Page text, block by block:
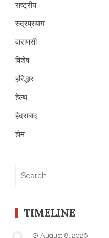
राष्ट्रीय
रुद्रप्रयाग
वाराणसी
विशेष
हरिद्धार
हेल्थ
हैदराबाद
होम
TIMELINE
August 8, 2026